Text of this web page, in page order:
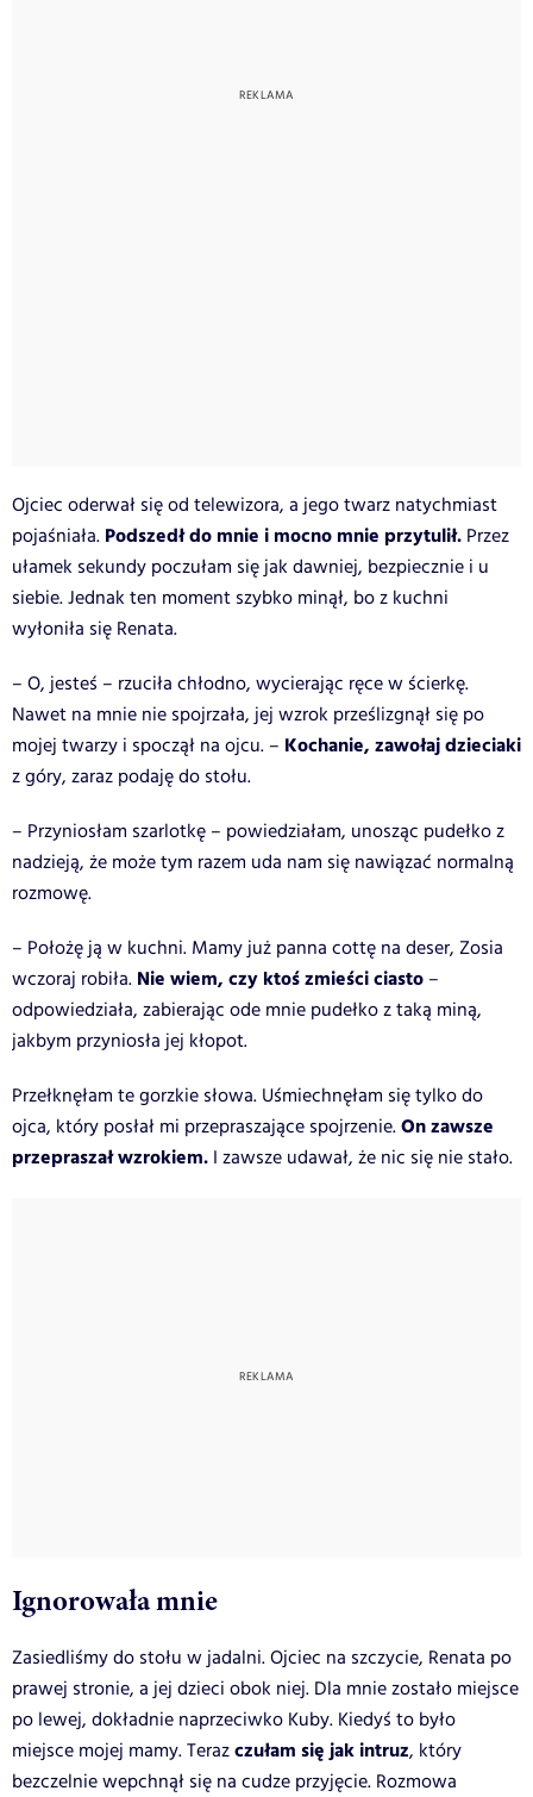
Ojciec oderwał się od telewizora, a jego twarz natychmiast
pojaśniała. Podszedł do mnie i mocno mnie przytulił. Przez
ułamek sekundy poczułam się jak dawniej, bezpiecznie i u
siebie. Jednak ten moment szybko minął, bo z kuchni
wyłoniła się Renata.
– O, jesteś – rzuciła chłodno, wycierając ręce w ścierkę.
Nawet na mnie nie spojrzała, jej wzrok prześlizgnął się po
mojej twarzy i spoczął na ojcu. – Kochanie, zawołaj dzieciaki
z góry, zaraz podaję do stołu.
– Przyniosłam szarlotkę – powiedziałam, unosząc pudełko z
nadzieją, że może tym razem uda nam się nawiązać normalną
rozmowę.
– Położę ją w kuchni. Mamy już panna cottę na deser, Zosia
wczoraj robiła. Nie wiem, czy ktoś zmieści ciasto –
odpowiedziała, zabierając ode mnie pudełko z taką miną,
jakbym przyniosła jej kłopot.
Przełknęłam te gorzkie słowa. Uśmiechnęłam się tylko do
ojca, który posłał mi przepraszające spojrzenie.On zawsze
przepraszał wzrokiem. I zawsze udawał, że nic się nie stało.
Ignorowała mnie
Zasiedliśmy do stołu w jadalni. Ojciec na szczycie, Renata po
prawej stronie, a jej dzieci obok niej. Dla mnie zostało miejsce
po lewej, dokładnie naprzeciwko Kuby. Kiedyś to było
miejsce mojej mamy. Terazczułam się jak intruz, który
bezczelnie wepchnął się na cudze przyjęcie. Rozmowa